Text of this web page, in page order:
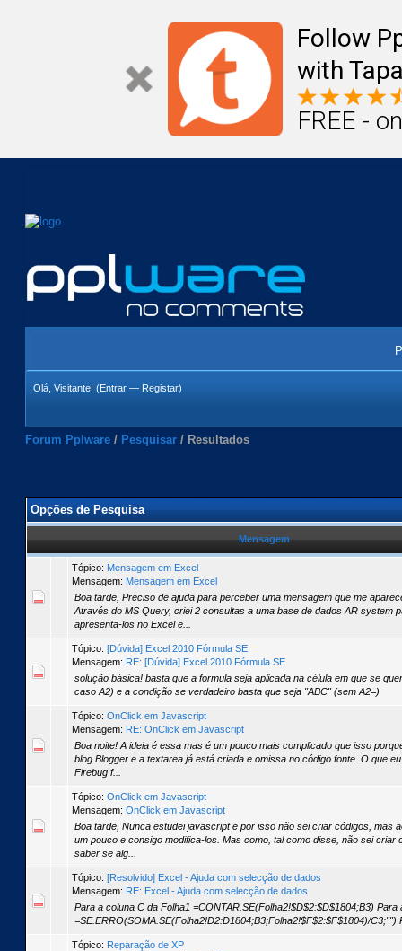
Follow
with
FREE -
Olá, Visitante! (Entrar — Registar)
Forum Pplware / Pesquisar / Resultados
Opções de Pesquisa
Mensagem
Tópico: Mensagem em Excel
Mensagem: Mensagem em Excel
Boa tarde, Preciso de ajuda para perceber uma mensagem que me
Através do MS Query, criei 2 consultas a uma base de dados AR system
apresenta-los no Excel e...
Tópico: [Dúvida] Excel 2010 Fórmula SE
Mensagem: RE: [Dúvida] Excel 2010 Fórmula SE
solução básica! basta que a formula seja aplicada na célula em que se
caso A2) e a condição se verdadeiro basta que seja "ABC" (sem A2=)
Tópico: OnClick em Javascript
Mensagem: RE: OnClick em Javascript
Boa noite! A ideia é essa mas é um pouco mais complicado que isso
blog Blogger e a textarea já está criada e omissa no código fonte. O que
Firebug f...
Tópico: OnClick em Javascript
Mensagem: OnClick em Javascript
Boa tarde, Nunca estudei javascript e por isso não sei criar códigos, mas
um pouco e consigo modifica-los. Mas como, tal como disse, não sei criar
saber se alg...
Tópico: [Resolvido] Excel - Ajuda com selecção de dados
Mensagem: RE: Excel - Ajuda com selecção de dados
Para a coluna C da Folha1 =CONTAR.SE(Folha2!$D$2:$D$1804;B3) Para
=SE.ERRO(SOMA.SE(Folha2!D2:D1804;B3;Folha2!$F$2:$F$1804)/C3;"")
Tópico: Reparação de XP